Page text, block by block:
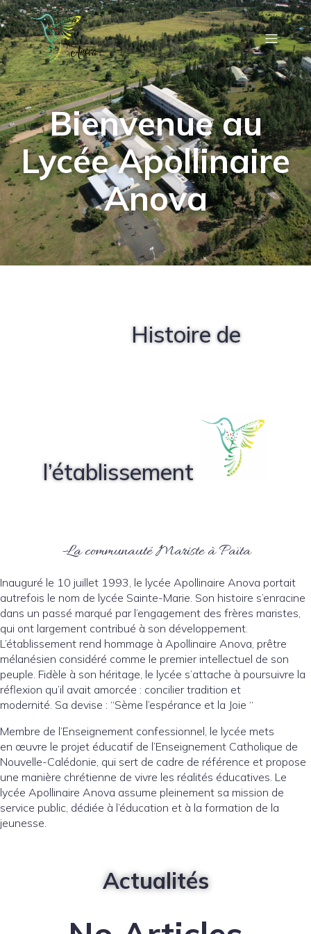
Bienvenue au
Lycée Apollinaire
Anova
Histoire de
l’établissement
-La communauté Mariste à Païta
Inauguré le 10 juillet 1993, le lycée Apollinaire Anova portait
autrefois le nom de lycée Sainte-Marie. Son histoire s’enracine
dans un passé marqué par l’engagement des frères maristes,
qui ont largement contribué à son développement.
L’établissement rend hommage à Apollinaire Anova, prêtre
mélanésien considéré comme le premier intellectuel de son
peuple. Fidèle à son héritage, le lycée s’attache à poursuivre la
réflexion qu’il avait amorcée : concilier tradition et
modernité. Sa devise : “Sème l’espérance et la Joie “
Membre de l’Enseignement confessionnel, le lycée mets
en œuvre le projet éducatif de l’Enseignement Catholique de
Nouvelle-Calédonie, qui sert de cadre de référence et propose
une manière chrétienne de vivre les réalités éducatives. Le
lycée Apollinaire Anova assume pleinement sa mission de
service public, dédiée à l’éducation et à la formation de la
jeunesse.
Actualités